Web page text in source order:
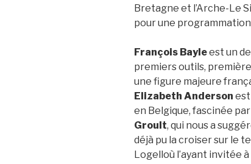
Bretagne et l’Arche-Le
pour une
François Bayleest un
premiers outils,
une figure majeure
Elizabeth Anderson
en Belgique, fascinée
Groult, qui nous a
déjà pu la croiser sur le
Logelloù l’ayant invitée